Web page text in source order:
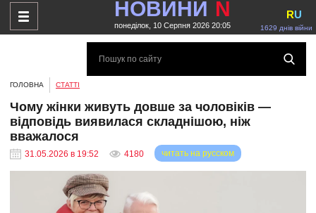
НОВИНИ N
понеділок, 10 Серпня 2026 20:05 1629 днів війни
RU
ГОЛОВНА СТАТТІ
Чому жінки живуть довше за чоловіків —
відповідь виявилася складнішою, ніж
вважалося
31.05.2026 в 19:52 4180 читать на русском